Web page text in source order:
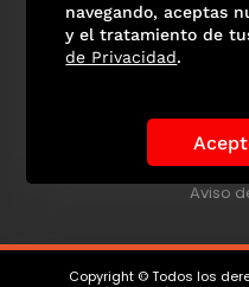
Historia de los Mundiales
Las Figuras
Aviso
Copyright © Todos los
navegando, aceptas
y el tratamiento de
de Privacidad.